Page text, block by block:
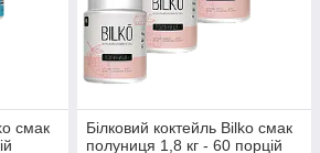
смак
Білковий коктейль Bilko смак
полуниця 1,8 кг - 60 порцій